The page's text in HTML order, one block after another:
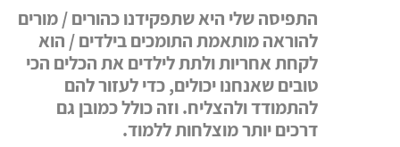
התפיסה שלי היא שתפקידנו כהורים / מורים
להוראה מותאמת התומכים בילדים / הוא
לקחת אחריות ולתת לילדים את הכלים הכי
טובים שאנחנו יכולים, כדי לעזור להם
להתמודד ולהצליח. וזה כולל כמובן גם
דרכים יותר מוצלחות ללמוד.